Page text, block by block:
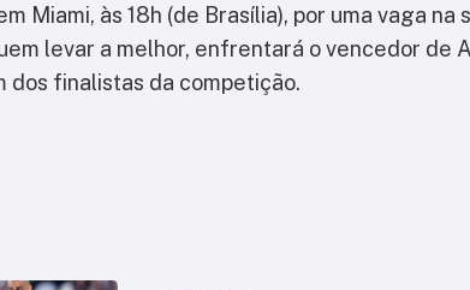
Miami, às 18h (de Brasília), por uma vaga na
levar a melhor, enfrentará o vencedor de
dos finalistas da competição.